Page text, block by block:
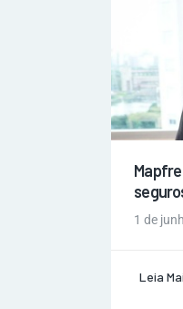
1 de
Leia